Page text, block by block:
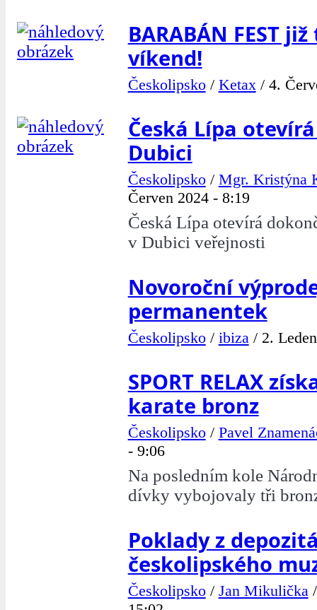
BARABÁN FEST
víkend!
Českolipsko/ Ketax/ 4.
Česká Lípa
Dubici
Českolipsko/ Mgr. Kristýna
Červen 2024 - 8:19
Česká Lípa otevírá
v Dubici veřejnosti
Novoroční
permanentek
Českolipsko/ ibiza/ 2.
SPORT RELAX
karate bronz
Českolipsko/ Pavel
- 9:06
Na posledním kole
dívky vybojovaly tři
Poklady z
českolipského
Českolipsko/ Jan Mikulička